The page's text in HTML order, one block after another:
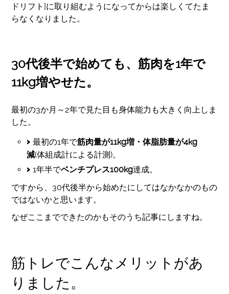
ドリフト]に取り組むようになってからは楽しくてたま
らなくなりました。
30代後半で始めても、筋肉を1年で
11kg増やせた。
最初の3か月～2年で見た目も身体能力も大きく向上しま
した。
最初の1年で筋肉量が11kg増・体脂肪量が4kg
減(体組成計による計測)。
1年半でベンチプレス100kg達成。
ですから、30代後半から始めたにしてはなかなかのもの
ではないかと思います。
なぜここまでできたのかもそのうち記事にしますね。
筋トレでこんなメリットがあ
りました。